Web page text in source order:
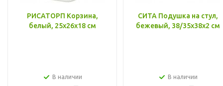
РИСАТОРП Корзина,
белый, 25x26x18 см
В наличии
СИТА Подушка на стул,
бежевый, 38/35x38x2 см
В наличии